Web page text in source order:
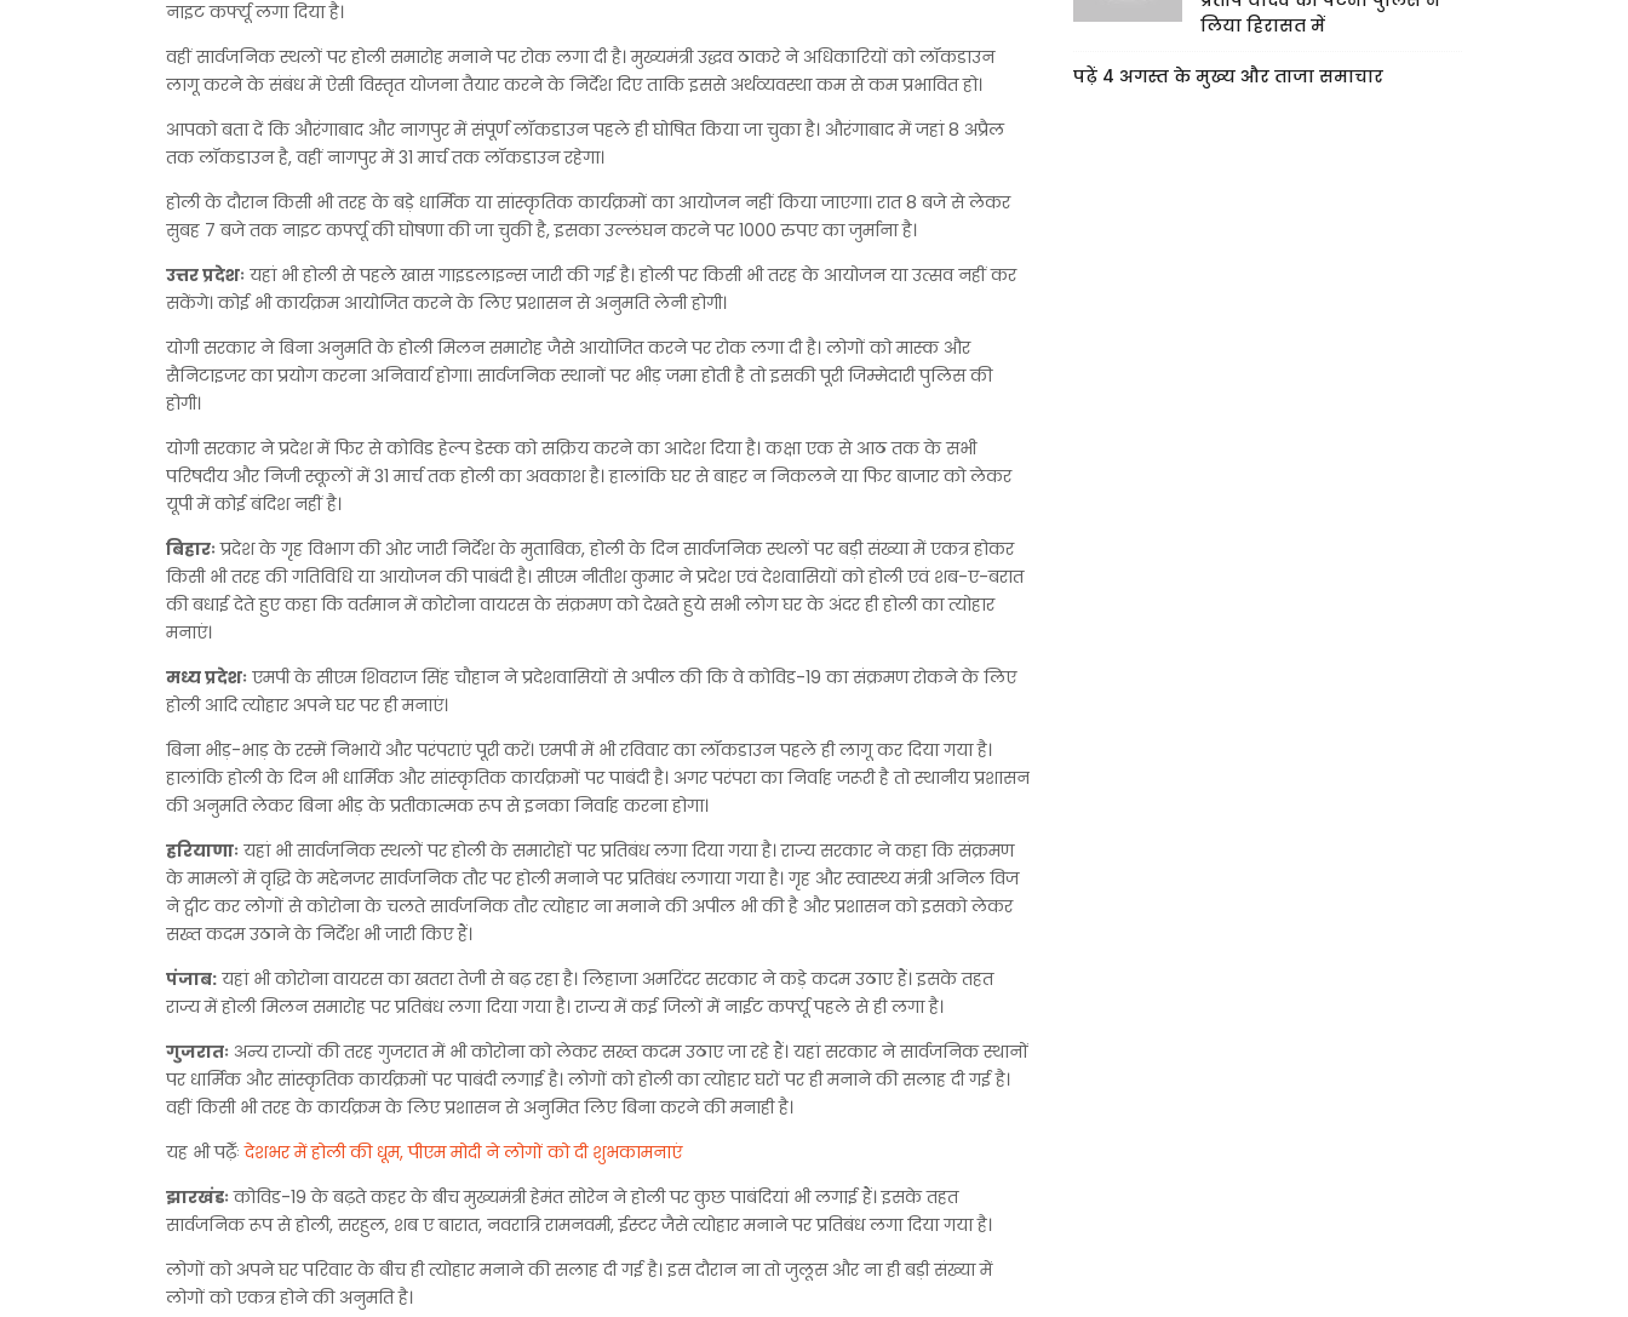
नाइट कर्फ्यू लगा दिया है।
वहीं सार्वजनिक स्थलों पर होली समारोह मनाने पर रोक लगा दी है। मुख्यमंत्री उद्धव ठाकरे ने अधिकारियों को लॉकडाउन
लागू करने के संबंध में ऐसी विस्तृत योजना तैयार करने के निर्देश दिए ताकि इससे अर्थव्यवस्था कम से कम प्रभावित हो।
आपको बता दें कि औरंगाबाद और नागपुर में संपूर्ण लॉकडाउन पहले ही घोषित किया जा चुका है। औरंगाबाद में जहां 8 अप्रैल
तक लॉकडाउन है, वहीं नागपुर में 31 मार्च तक लॉकडाउन रहेगा।
होली के दौरान किसी भी तरह के बड़े धार्मिक या सांस्कृतिक कार्यक्रमों का आयोजन नहीं किया जाएगा। रात 8 बजे से लेकर
सुबह 7 बजे तक नाइट कर्फ्यू की घोषणा की जा चुकी है, इसका उल्लंघन करने पर 1000 रुपए का जुर्माना है।
उत्तर प्रदेशः यहां भी होली से पहले खास गाइडलाइन्स जारी की गई है। होली पर किसी भी तरह के आयोजन या उत्सव नहीं कर
सकेंगे। कोई भी कार्यक्रम आयोजित करने के लिए प्रशासन से अनुमति लेनी होगी।
योगी सरकार ने बिना अनुमति के होली मिलन समारोह जैसे आयोजित करने पर रोक लगा दी है। लोगों को मास्क और
सैनिटाइजर का प्रयोग करना अनिवार्य होगा। सार्वजनिक स्थानों पर भीड़ जमा होती है तो इसकी पूरी जिम्मेदारी पुलिस की
होगी।
योगी सरकार ने प्रदेश में फिर से कोविड हेल्प डेस्क को सक्रिय करने का आदेश दिया है। कक्षा एक से आठ तक के सभी
परिषदीय और निजी स्कूलों में 31 मार्च तक होली का अवकाश है। हालांकि घर से बाहर न निकलने या फिर बाजार को लेकर
यूपी में कोई बंदिश नहीं है।
बिहारः प्रदेश के गृह विभाग की ओर जारी निर्देश के मुताबिक, होली के दिन सार्वजनिक स्थलों पर बड़ी संख्या में एकत्र होकर
किसी भी तरह की गतिविधि या आयोजन की पाबंदी है। सीएम नीतीश कुमार ने प्रदेश एवं देशवासियों को होली एवं शब-ए-बरात
की बधाई देते हुए कहा कि वर्तमान में कोरोना वायरस के संक्रमण को देखते हुये सभी लोग घर के अंदर ही होली का त्योहार
मनाएं।
मध्य प्रदेशः एमपी के सीएम शिवराज सिंह चौहान ने प्रदेशवासियों से अपील की कि वे कोविड-19 का संक्रमण रोकने के लिए
होली आदि त्योहार अपने घर पर ही मनाएं।
बिना भीड़-भाड़ के रस्में निभायें और परंपराएं पूरी करें। एमपी में भी रविवार का लॉकडाउन पहले ही लागू कर दिया गया है।
हालांकि होली के दिन भी धार्मिक और सांस्कृतिक कार्यक्रमों पर पाबंदी है। अगर परंपरा का निर्वाह जरूरी है तो स्थानीय प्रशासन
की अनुमति लेकर बिना भीड़ के प्रतीकात्मक रूप से इनका निर्वाह करना होगा।
हरियाणाः यहां भी सार्वजनिक स्थलों पर होली के समारोहों पर प्रतिबंध लगा दिया गया है। राज्य सरकार ने कहा कि संक्रमण
के मामलों में वृद्धि के मद्देनजर सार्वजनिक तौर पर होली मनाने पर प्रतिबंध लगाया गया है। गृह और स्वास्थ्य मंत्री अनिल विज
ने ट्वीट कर लोगों से कोरोना के चलते सार्वजनिक तौर त्योहार ना मनाने की अपील भी की है और प्रशासन को इसको लेकर
सख्त कदम उठाने के निर्देश भी जारी किए हैं।
पंजाब: यहां भी कोरोना वायरस का खतरा तेजी से बढ़ रहा है। लिहाजा अमरिंदर सरकार ने कड़े कदम उठाए हैं। इसके तहत
राज्य में होली मिलन समारोह पर प्रतिबंध लगा दिया गया है। राज्य में कई जिलों में नाईट कर्फ्यू पहले से ही लगा है।
गुजरातः अन्य राज्यों की तरह गुजरात में भी कोरोना को लेकर सख्त कदम उठाए जा रहे हैं। यहां सरकार ने सार्वजनिक स्थानों
पर धार्मिक और सांस्कृतिक कार्यक्रमों पर पाबंदी लगाई है। लोगों को होली का त्योहार घरों पर ही मनाने की सलाह दी गई है।
वहीं किसी भी तरह के कार्यक्रम के लिए प्रशासन से अनुमित लिए बिना करने की मनाही है।
यह भी पढ़ेँःदेशभर में होली की धूम, पीएम मोदी ने लोगों को दी शुभकामनाएं
झारखंडः कोविड-19 के बढ़ते कहर के बीच मुख्यमंत्री हेमंत सोरेन ने होली पर कुछ पाबंदियां भी लगाई हैं। इसके तहत
सार्वजनिक रूप से होली, सरहुल, शब ए बारात, नवरात्रि रामनवमी, ईस्टर जैसे त्योहार मनाने पर प्रतिबंध लगा दिया गया है।
लोगों को अपने घर परिवार के बीच ही त्योहार मनाने की सलाह दी गई है। इस दौरान ना तो जुलूस और ना ही बड़ी संख्या में
लोगों को एकत्र होने की अनुमति है।
लिया हिरासत में
पढ़ें 4 अगस्त के मुख्य और ताजा समाचार